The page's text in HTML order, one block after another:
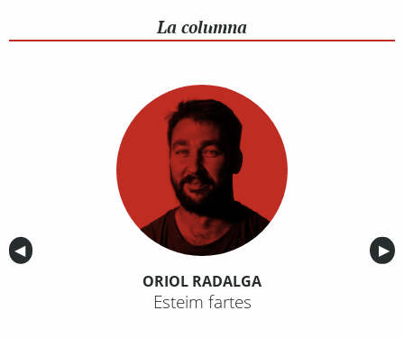
La columna
Anterior
◀︎ ▶︎
ORIOL RADALGA
Esteim fartes